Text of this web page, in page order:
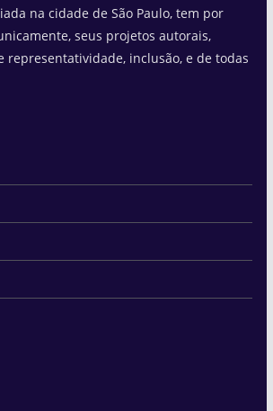
na cidade de São Paulo, tem por
seus projetos autorais,
representatividade, inclusão, e de todas